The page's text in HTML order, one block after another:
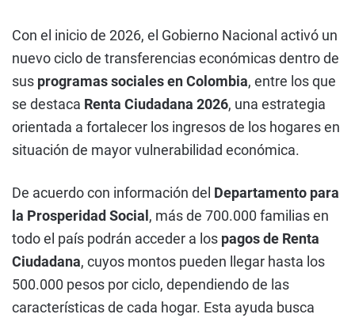
Con el inicio de 2026, el Gobierno Nacional activó un
nuevo ciclo de transferencias económicas dentro de
sus programas sociales en Colombia, entre los que
se destaca Renta Ciudadana 2026, una estrategia
orientada a fortalecer los ingresos de los hogares en
situación de mayor vulnerabilidad económica.
De acuerdo con información del Departamento para
la Prosperidad Social, más de 700.000 familias en
todo el país podrán acceder a los pagos de Renta
Ciudadana, cuyos montos pueden llegar hasta los
500.000 pesos por ciclo, dependiendo de las
características de cada hogar. Esta ayuda busca